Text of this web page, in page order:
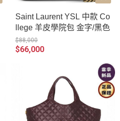
Saint Laurent YSL 中款 Co
llege 羊皮學院包 金字/黑色
$88,000
$66,000